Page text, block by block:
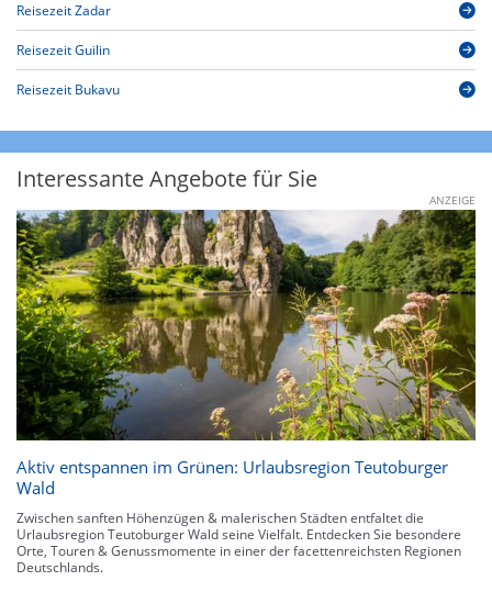
Reisezeit Zadar
Reisezeit Guilin
Reisezeit Bukavu
Interessante Angebote für Sie
ANZEIGE
Aktiv entspannen im Grünen: Urlaubsregion Teutoburger
Wald
Zwischen sanften Höhenzügen & malerischen Städten entfaltet die
Urlaubsregion Teutoburger Wald seine Vielfalt. Entdecken Sie besondere
Orte, Touren & Genussmomente in einer der facettenreichsten Regionen
Deutschlands.